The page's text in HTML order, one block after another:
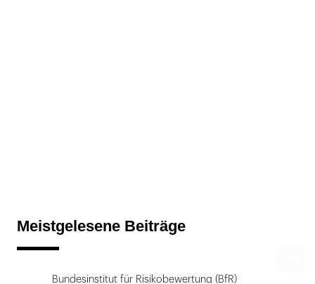
Meistgelesene Beiträge
Bundesinstitut für Risikobewertung (BfR)